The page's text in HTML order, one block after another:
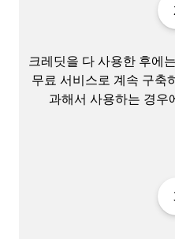
크레딧을 다 사용한 후에는
무료 서비스로 계속 구축
과해서 사용하는 경우